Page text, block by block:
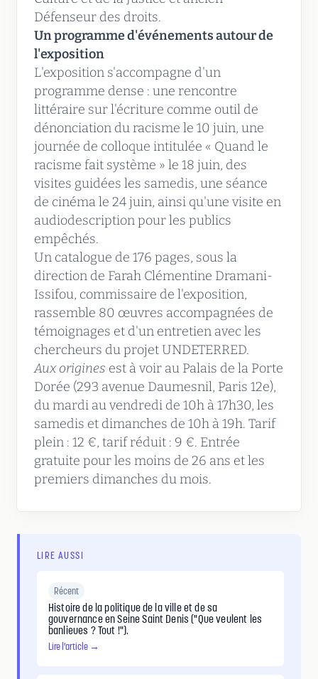
Défenseur des droits.
Un programme d'événements autour de
l'exposition
L'exposition s'accompagne d'un
programme dense : une rencontre
littéraire sur l'écriture comme outil de
dénonciation du racisme le 10 juin, une
journée de colloque intitulée « Quand le
racisme fait système » le 18 juin, des
visites guidées les samedis, une séance
de cinéma le 24 juin, ainsi qu'une visite en
audiodescription pour les publics
empêchés.
Un catalogue de 176 pages, sous la
direction de Farah Clémentine Dramani-
Issifou, commissaire de l'exposition,
rassemble 80 œuvres accompagnées de
témoignages et d'un entretien avec les
chercheurs du projet UNDETERRED.
Aux origines est à voir au Palais de la Porte
Dorée (293 avenue Daumesnil, Paris 12e),
du mardi au vendredi de 10h à 17h30, les
samedis et dimanches de 10h à 19h. Tarif
plein : 12 €, tarif réduit : 9 €. Entrée
gratuite pour les moins de 26 ans et les
premiers dimanches du mois.
LIRE AUSSI
Récent
Histoire de la politique de la ville et de sa
gouvernance en Seine Saint Denis ("Que veulent les
banlieues ? Tout !").
Lire l'article →